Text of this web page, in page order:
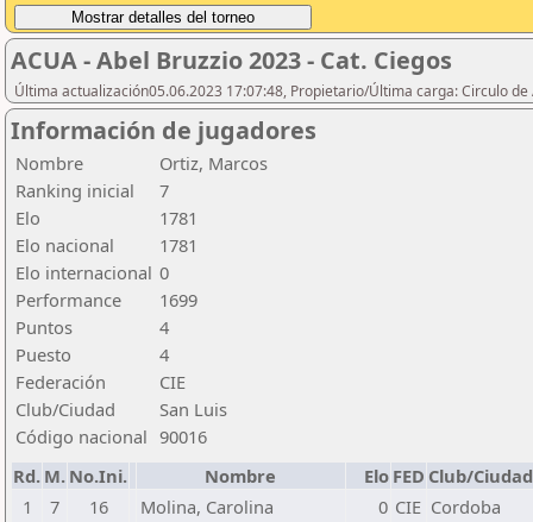
ACUA - Abel Bruzzio 2023 - Cat. Ciegos
Última actualización05.06.2023 17:07:48, Propietario/Última carga: Circulo
Información de jugadores
Nombre
Ortiz, Marcos
Ranking inicial
7
Elo
1781
Elo nacional
1781
Elo internacional 0
Performance
1699
Puntos
4
Puesto
4
Federación
CIE
Club/Ciudad
San Luis
Código nacional 90016
Rd. M. No.Ini. Nombre Elo FED Club/Ciudad
1
7 16 Molina, Carolina 0 CIE Cordoba